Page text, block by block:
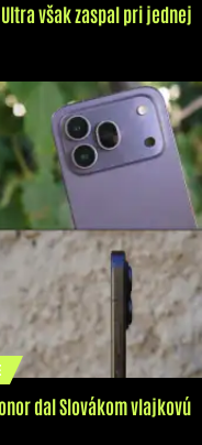
však zaspal pri jednej
dal Slovákom vlajkovú